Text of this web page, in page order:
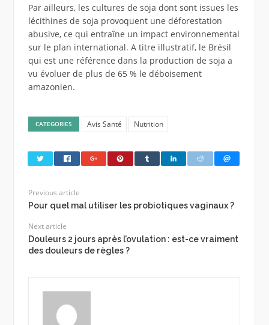
Par ailleurs, les cultures de soja dont sont issues les
lécithines de soja provoquent une déforestation
abusive, ce qui entraîne un impact environnemental
sur le plan international. A titre illustratif, le Brésil
qui est une référence dans la production de soja a
vu évoluer de plus de 65 % le déboisement
amazonien.
CATEGORIES Avis Santé Nutrition
Previous article
Pour quel mal utiliser les probiotiques vaginaux ?
Next article
Douleurs 2 jours après l’ovulation : est-ce vraiment
des douleurs de règles ?